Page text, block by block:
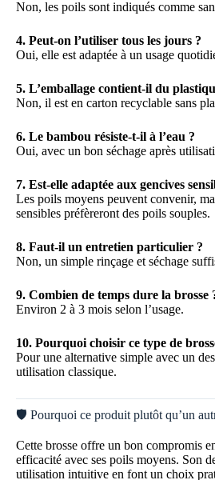
Non, les poils sont indiqués comme
4. Peut-on l’utiliser tous les jours ?
Oui, elle est adaptée à un usage
5. L’emballage contient-il du
Non, il est en carton recyclable sans
6. Le bambou résiste-t-il à l’eau ?
Oui, avec un bon séchage après
7. Est-elle adaptée aux gencives
Les poils moyens peuvent convenir,
sensibles préfèreront des poils souples.
8. Faut-il un entretien particulier ?
Non, un simple rinçage et séchage
9. Combien de temps dure la brosse
Environ 2 à 3 mois selon l’usage.
10. Pourquoi choisir ce type de
Pour une alternative simple avec un
utilisation classique.
🛡️ Pourquoi ce produit plutôt qu’un
Cette brosse offre un bon compromis
efficacité avec ses poils moyens. Son
utilisation intuitive en font un choix